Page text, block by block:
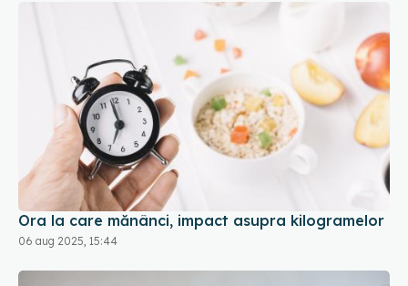
Ora la care mănânci, impact asupra kilogramelor
06 aug 2025, 15:44